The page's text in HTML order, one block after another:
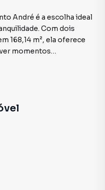
André é a escolha ideal
Com dois
168,14 m², ela oferece
momentos
social, 1 copa e uma
m², possui 1 quarto
A escada independente